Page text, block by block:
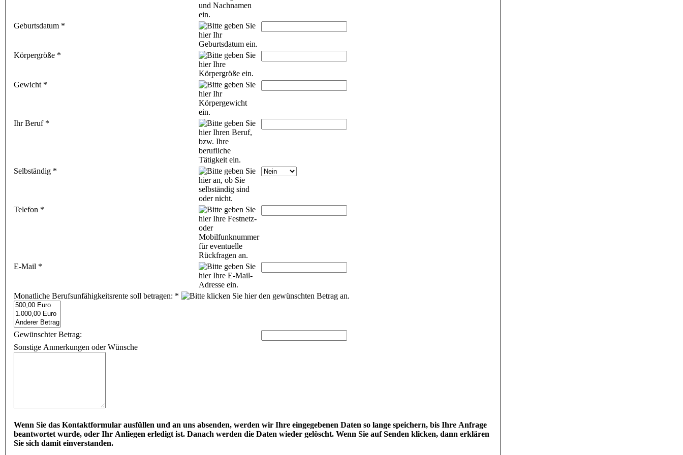
Geburtsdatum *
Körpergröße *
Gewicht *
Ihr Beruf *
Selbständig *
Telefon *
E-Mail *
Monatliche Berufsunfähigkeitsrente soll betragen: *
Gewünschter Betrag:
Sonstige Anmerkungen oder Wünsche
Wenn Sie das Kontaktformular ausfüllen und an uns absenden, werden wir Ihre eingegebenen Daten so lange speichern, bis Ihre Anfrage
beantwortet wurde, oder Ihr Anliegen erledigt ist. Danach werden die Daten wieder gelöscht. Wenn Sie auf Senden klicken, dann erklären
Sie sich damit einverstanden.